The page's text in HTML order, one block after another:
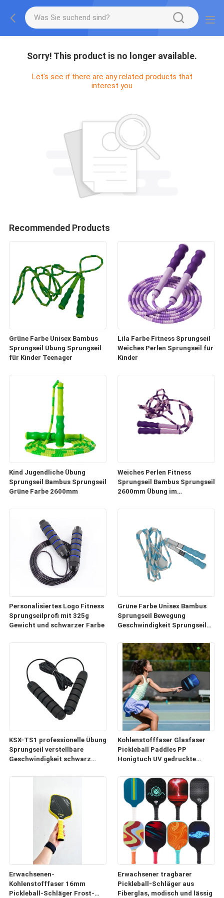
Sorry! This product is no longer available.
Let's see if there are any related products that
interest you
Recommended Products
Grüne Farbe Unisex Bambus
Sprungseil Übung Sprungseil
für Kinder Teenager
Lila Farbe Fitness Sprungseil
Weiches Perlen Sprungseil für
Kinder
Kind Jugendliche Übung
Sprungseil Bambus Sprungseil
Grüne Farbe 2600mm
Weiches Perlen Fitness
Sprungseil Bambus Sprungseil
2600mm Übung im
Personalisiertes Logo Fitness
Sprungseilprofi mit 325g
Gewicht und schwarzer Farbe
Grüne Farbe Unisex Bambus
Sprungseil Bewegung
Geschwindigkeit Sprungseil
KSX-TS1 professionelle Übung
Sprungseil verstellbare
Geschwindigkeit schwarz
Kohlenstofffaser Glasfaser
Pickleball Paddles PP
Honigtuch UV gedruckte
Erwachsenen-
Kohlenstofffaser 16mm
Pickleball-Schläger Frost-
Erwachsener tragbarer
Pickleball-Schläger aus
Fiberglas, modisch und lässig